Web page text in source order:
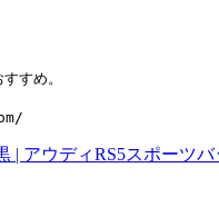
すめ。
| アウディRS5スポーツバ